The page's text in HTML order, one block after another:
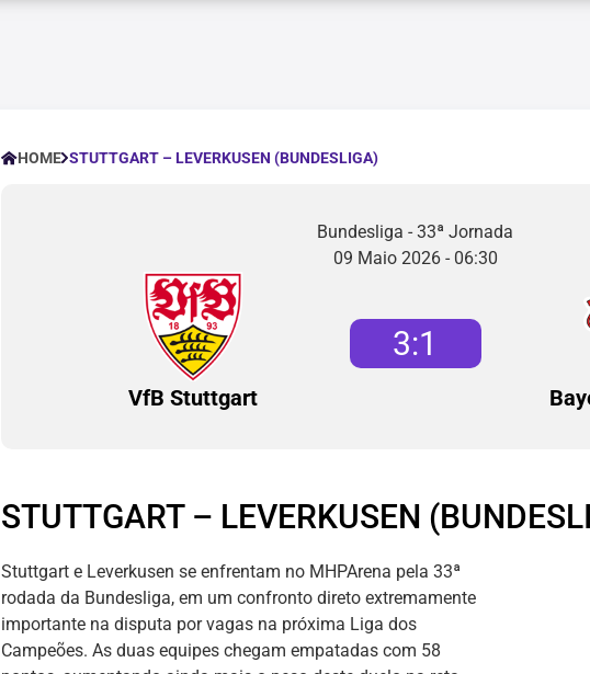
HOME STUTTGART – LEVERKUSEN (BUNDESLIGA)
Bundesliga - 33ª Jornada
09 Maio 2026 - 06:30
VfB Stuttgart
3:1
STUTTGART – LEVERKUSEN
Stuttgart e Leverkusen se enfrentam no MHPArena pela 33ª
rodada da Bundesliga, em um confronto direto extremamente
importante na disputa por vagas na próxima Liga dos
Campeões. As duas equipes chegam empatadas com 58